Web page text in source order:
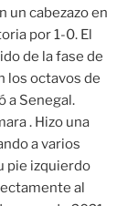
un cabezazo en
por 1-0. El
de la fase de
los octavos de
a Senegal.
. Hizo una
a varios
pie izquierdo
al